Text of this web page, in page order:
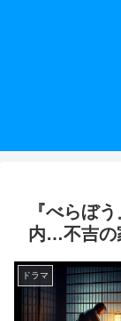
『べらぼ
内…不吉の
ドラマ